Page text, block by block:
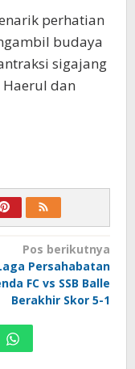
perhatian
budaya
sigajang
dan
Pos berikutnya
Persahabatan
FC vs SSB Balle
Berakhir Skor 5-1